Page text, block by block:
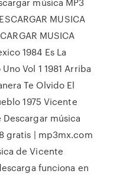
MUSICA
MUSICA
1984 Es La
Vol 1 1981 Arriba
Te Olvido El
1975 Vicente
Descargar música
gratis | mp3mx.com
de Vicente
funciona en